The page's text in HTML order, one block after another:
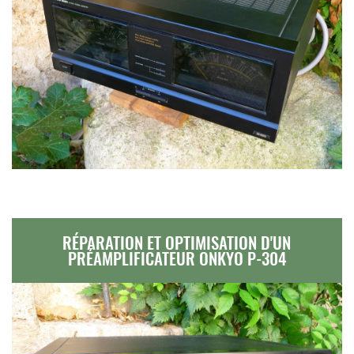
RÉPARATION ET OPTIMISATION D'UN
PRÉAMPLIFICATEUR ONKYO P-304